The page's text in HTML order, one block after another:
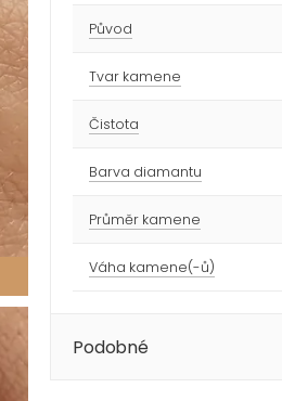
Původ
Tvar kamene
Čistota
Barva diamantu
Průměr kamene
Váha kamene(-ů)
Podobné